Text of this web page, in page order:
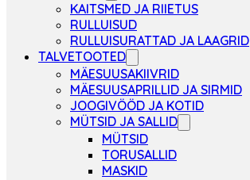
KAITSMED JA RIIETUS
RULLUISUD
RULLUISURATTAD JA LAAGRID
TALVETOOTED
MÄESUUSAKIIVRID
MÄESUUSAPRILLID JA SIRMID
JOOGIVÖÖD JA KOTID
MÜTSID JA SALLID
MÜTSID
TORUSALLID
MASKID